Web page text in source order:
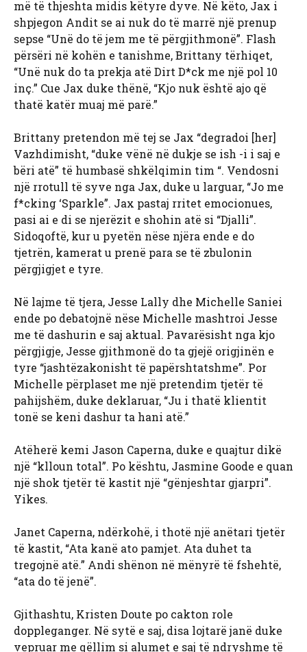
më të thjeshta midis këtyre dyve. Në këto, Jax i
shpjegon Andit se ai nuk do të marrë një prenup
sepse “Unë do të jem me të përgjithmonë”. Flash
përsëri në kohën e tanishme, Brittany tërhiqet,
“Unë nuk do ta prekja atë Dirt D*ck me një pol 10
inç.” Cue Jax duke thënë, “Kjo nuk është ajo që
thatë katër muaj më parë.”
Brittany pretendon më tej se Jax “degradoi [her]
Vazhdimisht, “duke vënë në dukje se ish -i i saj e
bëri atë” të humbasë shkëlqimin tim “. Vendosni
një rrotull të syve nga Jax, duke u larguar, “Jo me
f*cking ‘Sparkle”. Jax pastaj rritet emocionues,
pasi ai e di se njerëzit e shohin atë si “Djalli”.
Sidoqoftë, kur u pyetën nëse njëra ende e do
tjetrën, kamerat u prenë para se të zbulonin
përgjigjet e tyre.
Në lajme të tjera, Jesse Lally dhe Michelle Saniei
ende po debatojnë nëse Michelle mashtroi Jesse
me të dashurin e saj aktual. Pavarësisht nga kjo
përgjigje, Jesse gjithmonë do ta gjejë origjinën e
tyre “jashtëzakonisht të papërshtatshme”. Por
Michelle përplaset me një pretendim tjetër të
pahijshëm, duke deklaruar, “Ju i thatë klientit
tonë se keni dashur ta hani atë.”
Atëherë kemi Jason Caperna, duke e quajtur dikë
një “klloun total”. Po kështu, Jasmine Goode e quan
një shok tjetër të kastit një “gënjeshtar gjarpri”.
Yikes.
Janet Caperna, ndërkohë, i thotë një anëtari tjetër
të kastit, “Ata kanë ato pamjet. Ata duhet ta
tregojnë atë.” Andi shënon në mënyrë të fshehtë,
“ata do të jenë”.
Gjithashtu, Kristen Doute po cakton role
doppleganger. Në sytë e saj, disa lojtarë janë duke
vepruar me qëllim si alumet e saj të ndryshme të